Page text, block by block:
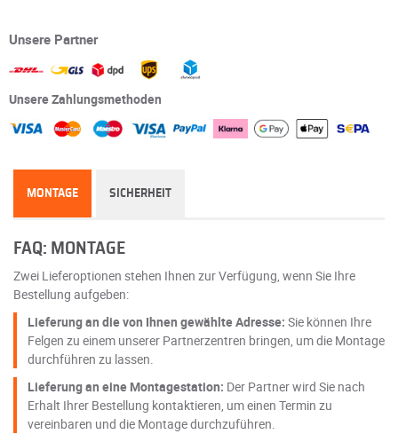
Unsere Partner
Unsere Zahlungsmethoden
MONTAGE SICHERHEIT
FAQ: MONTAGE
Zwei Lieferoptionen stehen Ihnen zur Verfügung, wenn Sie Ihre
Bestellung aufgeben:
Lieferung an die von Ihnen gewählte Adresse: Sie können Ihre
Felgen zu einem unserer Partnerzentren bringen, um die Montage
durchführen zu lassen.
Lieferung an eine Montagestation: Der Partner wird Sie nach
Erhalt Ihrer Bestellung kontaktieren, um einen Termin zu
vereinbaren und die Montage durchzuführen.